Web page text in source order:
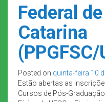
Federal
Catarina
(PPGFSC/
Posted on quinta-feira 10
Estão abertas as
Cursos de Pós-